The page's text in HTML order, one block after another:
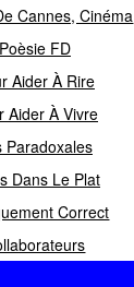
Cannes, Cinéma
Poèsie FD
Aider À Rire
Aider À Vivre
Paradoxales
Dans Le Plat
Correct